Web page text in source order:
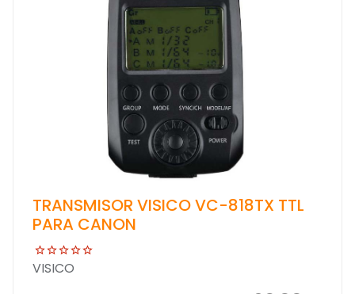
TRANSMISOR VISICO VC-818TX TTL
PARA CANON
VISICO